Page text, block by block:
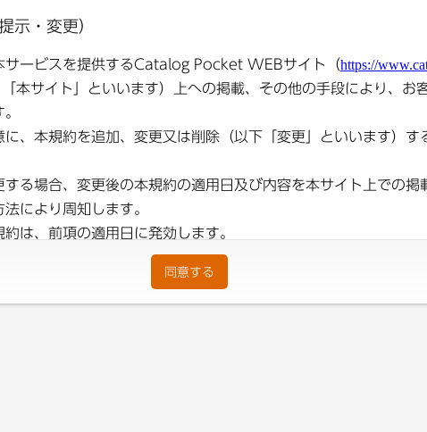
本コンテンツは閲覧できません。